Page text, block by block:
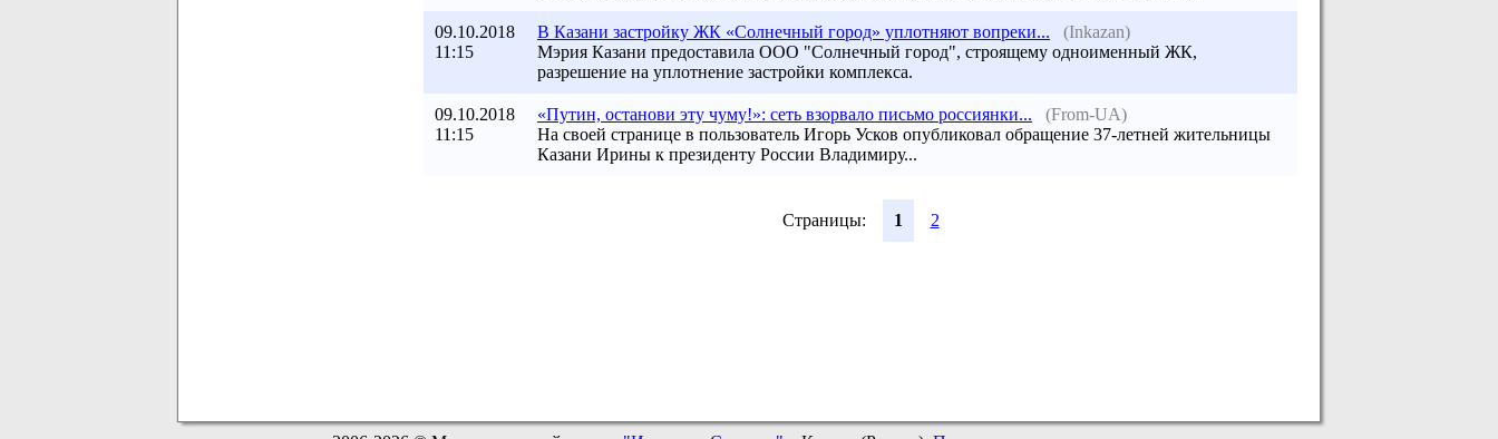
09.10.2018
11:15
В Казани застройку ЖК «Солнечный город» уплотняют вопреки...
(Inkazan)
Мэрия Казани предоставила ООО "Солнечный город", строящему одноименный ЖК,
разрешение на уплотнение застройки комплекса.
09.10.2018
11:15
«Путин, останови эту чуму!»: сеть взорвало письмо россиянки...
(From-UA)
На своей странице в пользователь Игорь Усков опубликовал обращение 37-летней жительницы
Казани Ирины к президенту России Владимиру...
Страницы: 1 2